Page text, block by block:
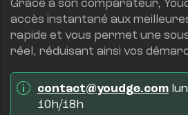
Grâce à son comparateur,
accès instantané aux
rapide et vous permet une
réel, réduisant ainsi vos
contact@youdge.com
10h/18h